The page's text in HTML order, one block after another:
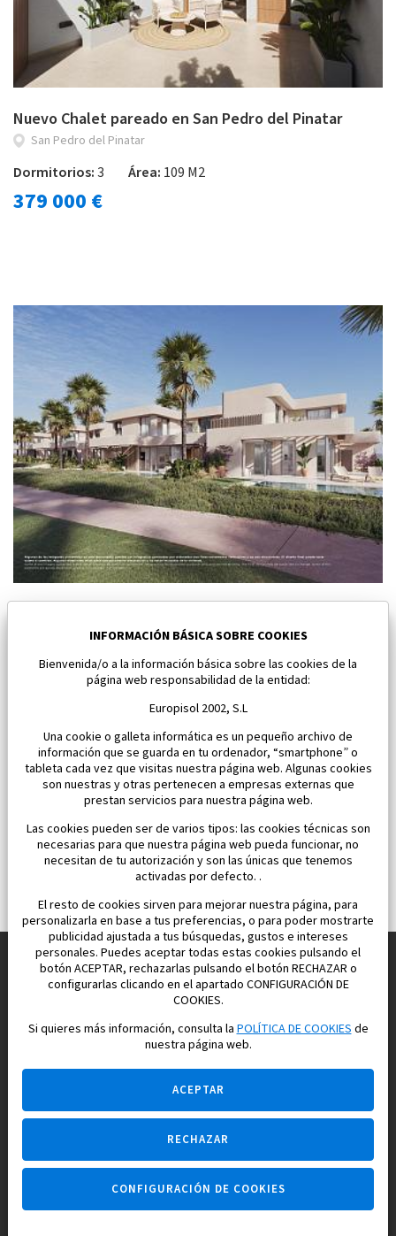
Nuevo Chalet pareado en San Pedro del Pinatar
San Pedro del Pinatar
Dormitorios:3 Área: 109 M2
379 000 €
Baños y Mendigo
Dormitorios:3 Área:118 M2
650 000 €
Construimos y vendemos propiedades
para su vida feliz en España
Agencia inmobiliaria +34 647 173 382
Empresa constructora +34 607 961 116
INFORMACIÓN BÁSICA SOBRE COOKIES
Bienvenida/o a la información básica sobre las cookies de la
página web responsabilidad de la entidad:
Europisol 2002, S.L
Una cookie o galleta informática es un pequeño archivo de
información que se guarda en tu ordenador, “smartphone” o
tableta cada vez que visitas nuestra página web. Algunas cookies
son nuestras y otras pertenecen a empresas externas que
prestan servicios para nuestra página web.
Las cookies pueden ser de varios tipos: las cookies técnicas son
necesarias para que nuestra página web pueda funcionar, no
necesitan de tu autorización y son las únicas que tenemos
activadas por defecto. .
El resto de cookies sirven para mejorar nuestra página, para
personalizarla en base a tus preferencias, o para poder mostrarte
publicidad ajustada a tus búsquedas, gustos e intereses
personales. Puedes aceptar todas estas cookies pulsando el
botón ACEPTAR, rechazarlas pulsando el botón RECHAZAR o
configurarlas clicando en el apartado CONFIGURACIÓN DE
COOKIES.
Si quieres más información, consulta laPOLÍTICA DE COOKIESde
nuestra página web.
ACEPTAR
RECHAZAR
CONFIGURACIÓN DE COOKIES